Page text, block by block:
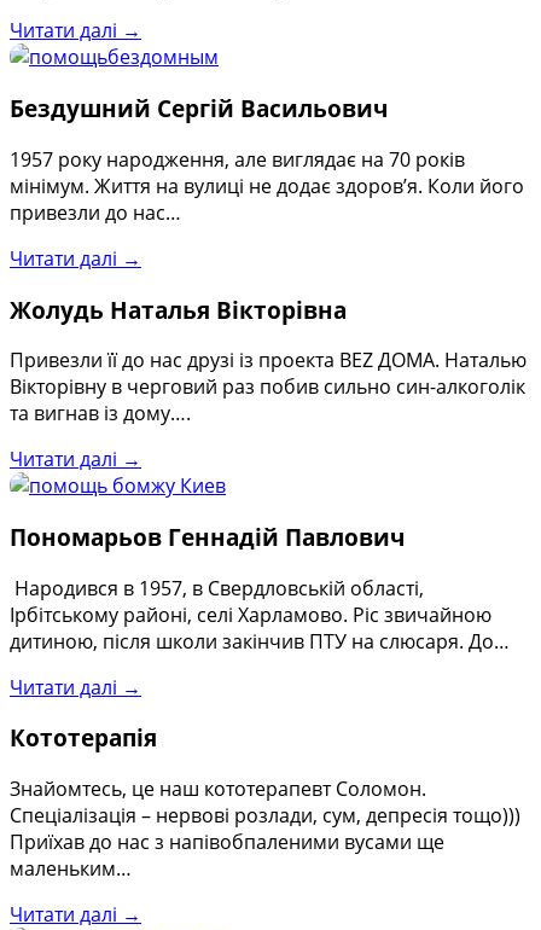
Читати далі →
Бездушний Сергій Васильович
1957 року народження, але виглядає на 70 років
мінімум. Життя на вулиці не додає здоров’я. Коли його
привезли до нас…
Читати далі →
Жолудь Наталья Вікторівна
Привезли її до нас друзі із проекта BEZ ДОМА. Наталью
Вікторівну в черговий раз побив сильно син-алкоголік
та вигнав із дому….
Читати далі →
Пономарьов Геннадій Павлович
Народився в 1957, в Свердловській області,
Ірбітському районі, селі Харламово. Ріс звичайною
дитиною, після школи закінчив ПТУ на слюсаря. До…
Читати далі →
Кототерапія
Знайомтесь, це наш кототерапевт Соломон.
Спеціалізація – нервові розлади, сум, депресія тощо)))
Приїхав до нас з напівобпаленими вусами ще
маленьким…
Читати далі →